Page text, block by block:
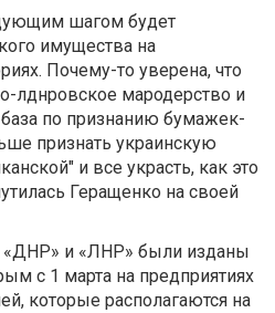
шагом будет
имущества на
Почему-то уверена, что
лднровское мародерство и
база по признанию бумажек-
признать украинскую
и все украсть, как это
Геращенко на своей
«ДНР» и «ЛНР» были изданы
с 1 марта на предприятиях
которые располагаются на